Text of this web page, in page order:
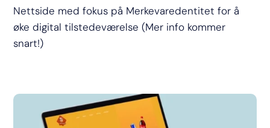
Nettside med fokus på Merkevaredentitet for å
øke digital tilstedeværelse (Mer info kommer
snart!)